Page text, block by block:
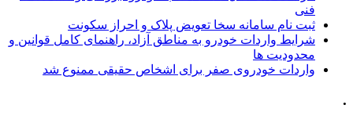
فنی
ثبت نام سامانه سخا تعویض پلاک و احراز سکونت
شرایط واردات خودرو به مناطق آزاد، راهنمای کامل قوانین و
محدودیت ها
واردات خودروی صفر برای اشخاص حقیقی ممنوع شد
.